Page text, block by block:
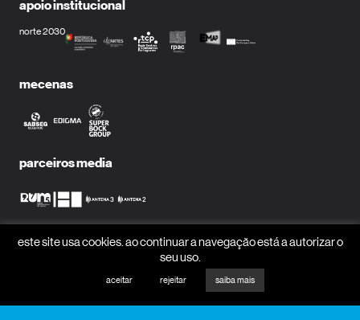
apoio institucional
norte 2030
mecenas
parceiros media
receber newsletter?
este site usa cookies. ao continuar a navegação está a autorizar o
seu uso.
aceitar rejeitar saiba mais